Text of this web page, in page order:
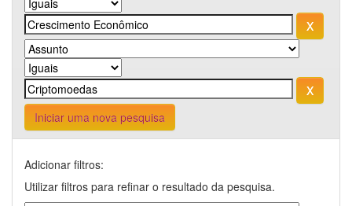
Iniciar uma nova pesquisa
Adicionar filtros:
Utilizar filtros para refinar o resultado da pesquisa.